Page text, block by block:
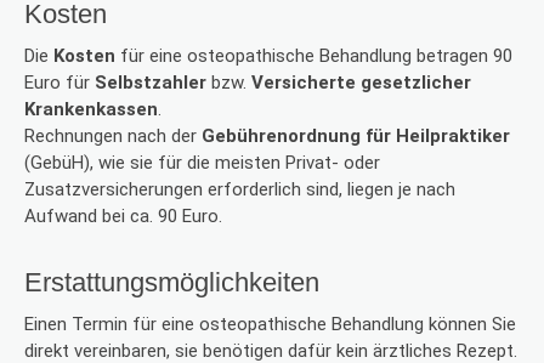
Kosten
Die Kosten für eine osteopathische Behandlung betragen 90
Euro für Selbstzahler bzw. Versicherte gesetzlicher
Krankenkassen.
Rechnungen nach der Gebührenordnung für Heilpraktiker
(GebüH), wie sie für die meisten Privat- oder
Zusatzversicherungen erforderlich sind, liegen je nach
Aufwand bei ca. 90 Euro.
Erstattungsmöglichkeiten
Einen Termin für eine osteopathische Behandlung können Sie
direkt vereinbaren, sie benötigen dafür kein ärztliches Rezept.